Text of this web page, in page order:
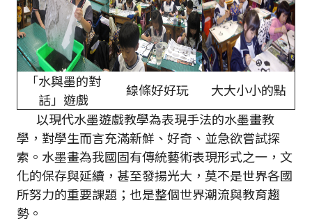
「水與墨的對
話」遊戲
線條好好玩
大大小小的點
以現代水墨遊戲教學為表現手法的水墨畫教
學，對學生而言充滿新鮮、好奇、並急欲嘗試探
索。水墨畫為我國固有傳統藝術表現形式之一，文
化的保存與延續，甚至發揚光大，莫不是世界各國
所努力的重要課題；也是整個世界潮流與教育趨
勢。